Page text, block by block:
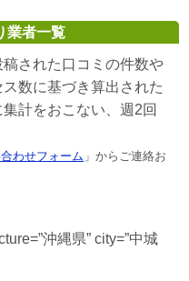
業者一覧
された口コミの件数や
数に基づき算出された
計をおこない、週2回
わせフォーム 」からご連絡お
沖縄県” city=”中城